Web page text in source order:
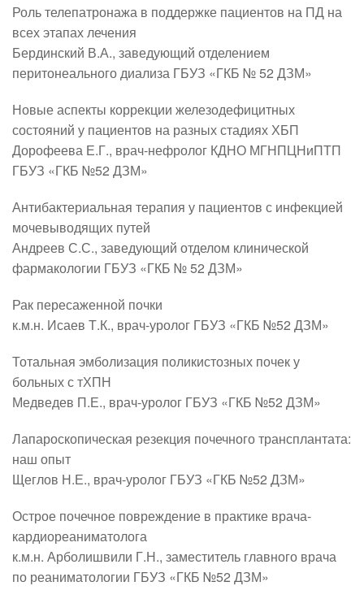
Роль телепатронажа в поддержке пациентов на ПД на
всех этапах лечения
Бердинский В.А., заведующий отделением
перитонеального диализа ГБУЗ «ГКБ № 52 ДЗМ»
Новые аспекты коррекции железодефицитных
состояний у пациентов на разных стадиях ХБП
Дорофеева Е.Г., врач-нефролог КДНО МГНПЦНиПТП
ГБУЗ «ГКБ №52 ДЗМ»
Антибактериальная терапия у пациентов с инфекцией
мочевыводящих путей
Андреев С.С., заведующий отделом клинической
фармакологии ГБУЗ «ГКБ № 52 ДЗМ»
Рак пересаженной почки
к.м.н. Исаев Т.К., врач-уролог ГБУЗ «ГКБ №52 ДЗМ»
Тотальная эмболизация поликистозных почек у
больных с тХПН
Медведев П.Е., врач-уролог ГБУЗ «ГКБ №52 ДЗМ»
Лапароскопическая резекция почечного трансплантата:
наш опыт
Щеглов Н.Е., врач-уролог ГБУЗ «ГКБ №52 ДЗМ»
Острое почечное повреждение в практике врача-
кардиореаниматолога
к.м.н. Арболишвили Г.Н., заместитель главного врача
по реаниматологии ГБУЗ «ГКБ №52 ДЗМ»